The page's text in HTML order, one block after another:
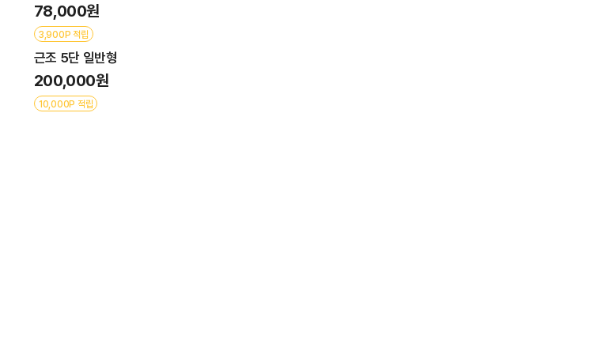
78,000원
3,900P 적립
근조 5단 일반형
200,000원
10,000P 적립